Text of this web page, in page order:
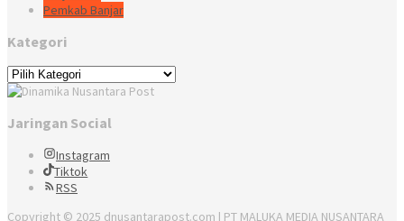
Pemkab Banjar
Kategori
Kategori
Jaringan Social
Instagram
Tiktok
RSS
Copyright © 2025 dnusantarapost.com | PT MALUKA MEDIA NUSANTARA